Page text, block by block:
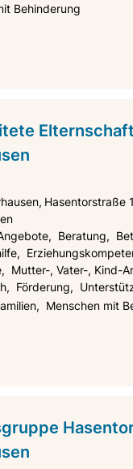
Behinderung
Elternschaft
Hasentorstraße
Beratung
Mutter-, Vater-, Kind-
Förderung
Menschen mit